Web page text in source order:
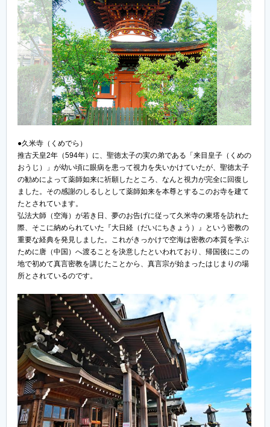
●久米寺（くめでら）
推古天皇2年（594年）に、聖徳太子の実の弟である「来目皇子（くめの
おうじ）」が幼い頃に眼病を患って視力を失いかけていたが、聖徳太子
の勧めによって薬師如来に祈願したところ、なんと視力が完全に回復し
ました。その感謝のしるしとして薬師如来を本尊とするこのお寺を建て
たとされています。
弘法大師（空海）が若き日、夢のお告げに従って久米寺の東塔を訪れた
際、そこに納められていた『大日経（だいにちきょう）』という密教の
重要な経典を発見しました。これがきっかけで空海は密教の本質を学ぶ
ために唐（中国）へ渡ることを決意したといわれており、帰国後にこの
地で初めて真言密教を講じたことから、真言宗が始まったはじまりの場
所とされているのです。